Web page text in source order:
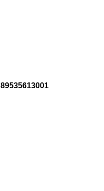
89535613001